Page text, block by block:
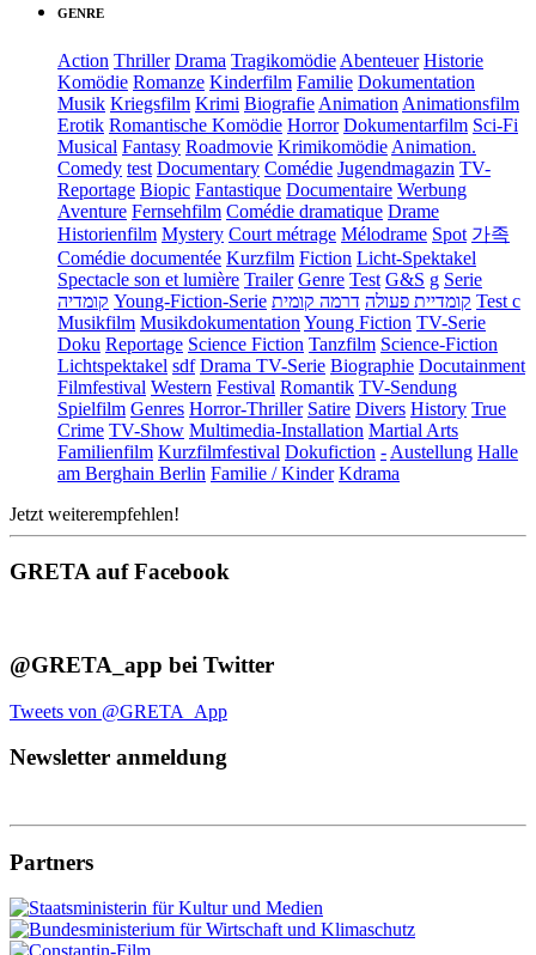
GENRE
Action Thriller Drama Tragikomödie Abenteuer Historie
Komödie Romanze Kinderfilm Familie Dokumentation
Musik Kriegsfilm Krimi Biografie Animation Animationsfilm
Erotik Romantische Komödie Horror Dokumentarfilm Sci-Fi
Musical Fantasy Roadmovie Krimikomödie Animation.
Comedy test Documentary Comédie Jugendmagazin TV-
Reportage Biopic Fantastique Documentaire Werbung
Aventure Fernsehfilm Comédie dramatique Drame
Historienfilm Mystery Court métrage Mélodrame Spot 가족
Comédie documentée Kurzfilm Fiction Licht-Spektakel
Spectacle son et lumière Trailer Genre Test G&S g Serie
קומדיה Young-Fiction-Serie קומדיית פעולה דרמה קומית
Test c
Musikfilm Musikdokumentation Young Fiction TV-Serie
Doku Reportage Science Fiction Tanzfilm Science-Fiction
Lichtspektakel sdf Drama TV-Serie Biographie Docutainment
Filmfestival Western Festival Romantik TV-Sendung
Spielfilm Genres Horror-Thriller Satire Divers History True
Crime TV-Show Multimedia-Installation Martial Arts
Familienfilm Kurzfilmfestival Dokufiction - Austellung Halle
am Berghain Berlin Familie / Kinder Kdrama
Jetzt weiterempfehlen!
GRETA auf Facebook
@GRETA_app bei Twitter
Tweets von @GRETA_App
Newsletter anmeldung
Partners